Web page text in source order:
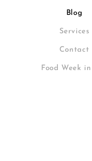
Blog
Services
Contact
Food Week